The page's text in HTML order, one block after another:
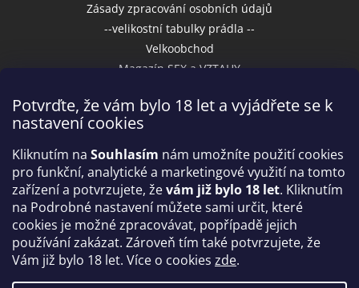
Potvrďte, že vám bylo 18 let a vyjádřete se k
nastavení cookies
Kliknutím na Souhlasím nám umožníte použití cookies
pro funkční, analytické a marketingové využití na tomto
zařízení a potvrzujete, ževám již bylo 18 let. Kliknutím
na Podrobné nastavení můžete sami určit, které
cookies je možné zpracovávat, popřípadě jejich
používání zakázat. Zároveň tím také potvrzujete, že
Vám již bylo 18 let. Více o cookies zde.
Zásady zpracování osobních údajů
--velikostní tabulky prádla --
Velkoobchod
Magazín SEX a VZTAHY
Přijímáme online platby